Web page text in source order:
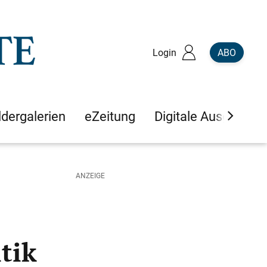
Login ABO
eZeitung Digitale Ausgaben